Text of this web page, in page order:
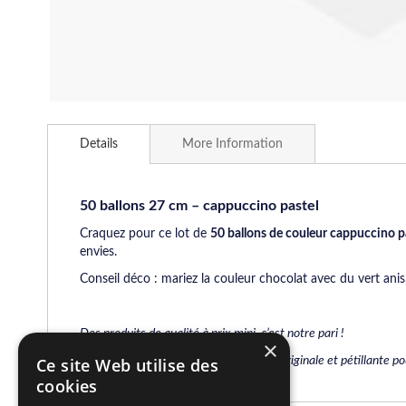
to
gallery
Details
50 ballons 27 cm – cappuccino pastel
Craquez pour ce lot de 50 ballons de couleur cappuccino
envies.
Conseil déco : mariez la couleur chocolat avec du vert
Des produits de qualité à prix mini, c’est notre pari !
Arrivages hebdomadaires de déco fun, originale et pétillante
More Information
×
Ce site Web utilise des
cookies